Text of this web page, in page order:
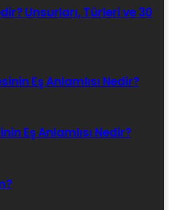
Unsurları, Türleri ve 30
Eş Anlamlısı Nedir?
Eş Anlamlısı Nedir?